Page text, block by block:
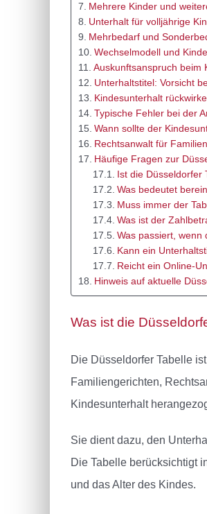
Mehrere Kinder und
Unterhalt für volljährige
Mehrbedarf und
Wechselmodell und
Auskunftsanspruch beim
Unterhaltstitel: Vorsicht
Kindesunterhalt
Typische Fehler bei der
Wann sollte der
Rechtsanwalt für
Häufige Fragen zur
Ist die Düsseldorfer
Was bedeutet
Muss immer der
Was ist der
Was passiert, wenn
Kann ein
Reicht ein Online-
Hinweis auf aktuelle
Was ist die
Die Düsseldorfer Tabelle
Familiengerichten,
Kindesunterhalt
Sie dient dazu, den
Die Tabelle berücksichtigt
und das Alter des Kindes.